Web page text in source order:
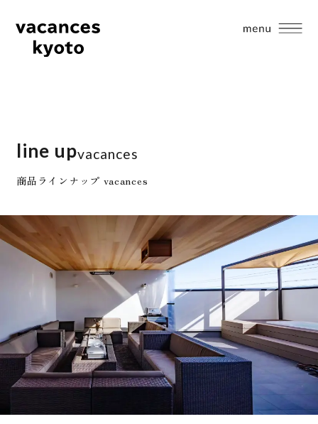
line upvacances
商品ラインナップ vacances